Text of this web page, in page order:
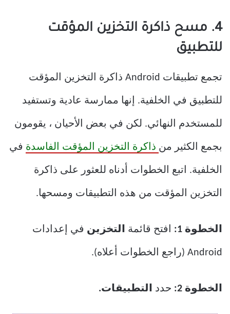
4. مسح ذاكرة التخزين المؤقت
للتطبيق
تجمع تطبيقات Android ذاكرة التخزين المؤقت
للتطبيق في الخلفية. إنها ممارسة عادية وتستفيد
للمستخدم النهائي. لكن في بعض الأحيان ، يقومون
بجمع الكثير من ذاكرة التخزين المؤقت الفاسدة في
الخلفية. اتبع الخطوات أدناه للعثور على ذاكرة
التخزين المؤقت من هذه التطبيقات ومسحها.
الخطوة 1: افتح قائمة التخزين في إعدادات
Android (راجع الخطوات أعلاه).
الخطوة 2: حدد التطبيقات.